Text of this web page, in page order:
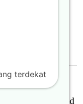
powered
terdekat